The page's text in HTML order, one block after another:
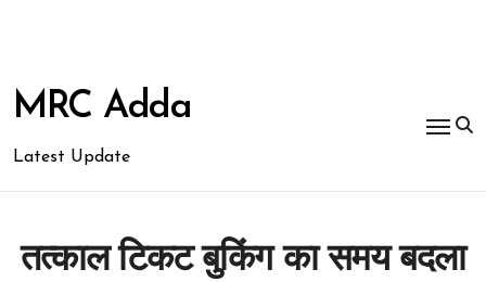
content
MRC Adda
Latest Update
तत्काल टिकट बुकिंग का समय बदला